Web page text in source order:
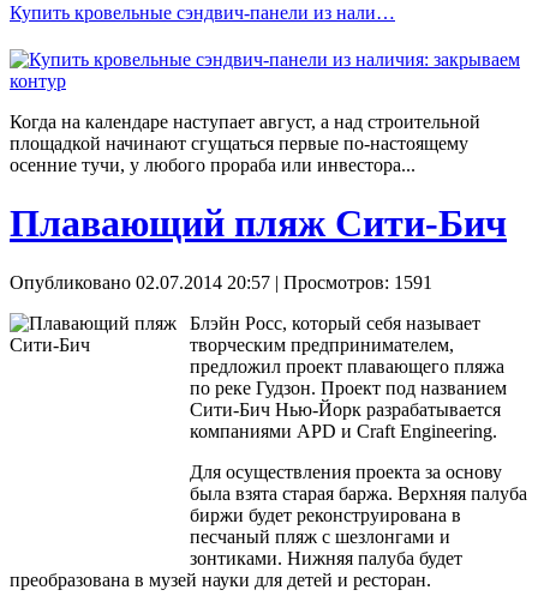
Купить кровельные сэндвич-панели из нали…
Когда на календаре наступает август, а над строительной
площадкой начинают сгущаться первые по-настоящему
осенние тучи, у любого прораба или инвестора...
Плавающий пляж Сити-Бич
Опубликовано 02.07.2014 20:57 | Просмотров: 1591
Блэйн Росс, который себя называет
творческим предпринимателем,
предложил проект плавающего пляжа
по реке Гудзон. Проект под названием
Сити-Бич Нью-Йорк разрабатывается
компаниями APD и Craft Engineering.
Для осуществления проекта за основу
была взята старая баржа. Верхняя палуба
биржи будет реконструирована в
песчаный пляж с шезлонгами и
зонтиками. Нижняя палуба будет
преобразована в музей науки для детей и ресторан.